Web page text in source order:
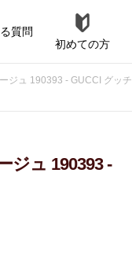
質問
初めての方
ジュ 190393 - GUCCI グッチ
ジュ 190393 -